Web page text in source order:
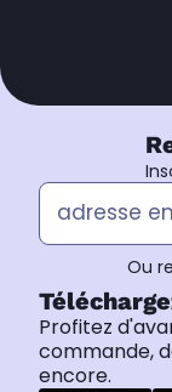
Ou
Profitez
commande,
encore.